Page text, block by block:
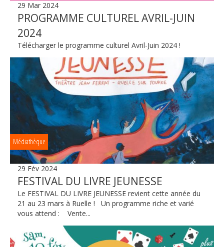
29 Mar 2024
PROGRAMME CULTUREL AVRIL-JUIN
2024
Télécharger le programme culturel Avril-Juin 2024 !
Médiathèque
29 Fév 2024
FESTIVAL DU LIVRE JEUNESSE
Le FESTIVAL DU LIVRE JEUNESSE revient cette année du
21 au 23 mars à Ruelle ! Un programme riche et varié
vous attend : Vente...